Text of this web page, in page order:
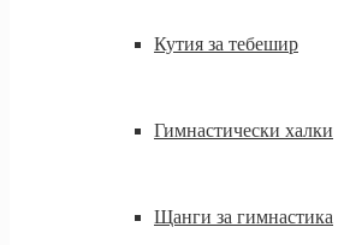
Кутия за тебешир
Гимнастически халки
Щанги за гимнастика